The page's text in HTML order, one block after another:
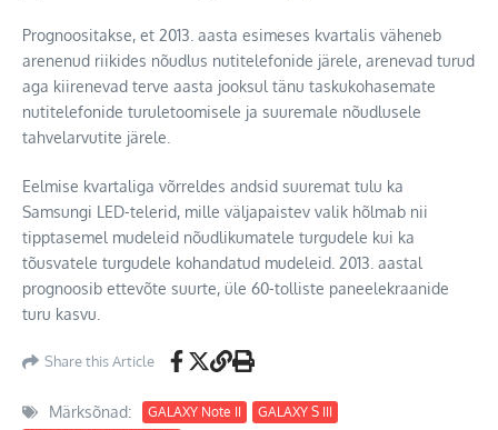
Prognoositakse, et 2013. aasta esimeses kvartalis väheneb
arenenud riikides nõudlus nutitelefonide järele, arenevad turud
aga kiirenevad terve aasta jooksul tänu taskukohasemate
nutitelefonide turuletoomisele ja suuremale nõudlusele
tahvelarvutite järele.
Eelmise kvartaliga võrreldes andsid suuremat tulu ka
Samsungi LED-telerid, mille väljapaistev valik hõlmab nii
tipptasemel mudeleid nõudlikumatele turgudele kui ka
tõusvatele turgudele kohandatud mudeleid. 2013. aastal
prognoosib ettevõte suurte, üle 60-tolliste paneelekraanide
turu kasvu.
Share this Article
Märksõnad: GALAXY Note II
GALAXY S III